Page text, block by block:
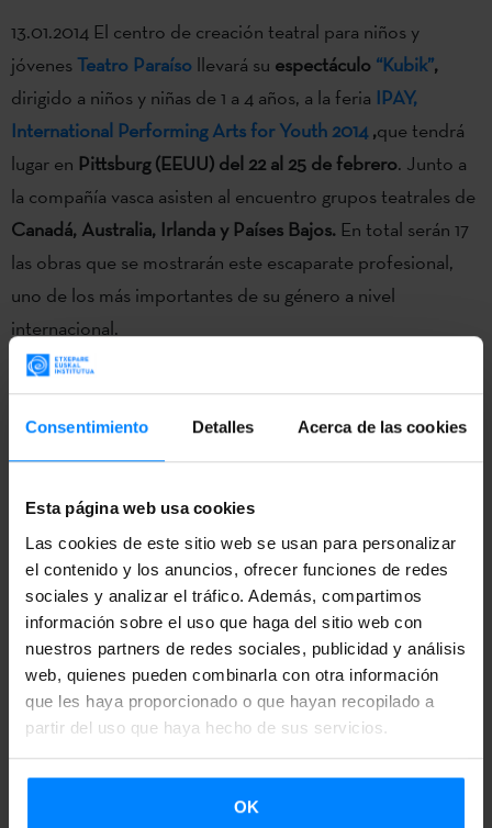
Consentimiento Detalles Acerca de las cookies
Esta página web usa cookies
Las cookies de este sitio web se usan para personalizar
el contenido y los anuncios, ofrecer funciones de redes
sociales y analizar el tráfico. Además, compartimos
información sobre el uso que haga del sitio web con
nuestros partners de redes sociales, publicidad y análisis
web, quienes pueden combinarla con otra información
que les haya proporcionado o que hayan recopilado a
partir del uso que haya hecho de sus servicios.
OK
13.01.2014 El centro de creación teatral para niños y
jóvenesTeatro Paraíso llevará su espectáculo “Kubik”,
dirigido a niños y niñas de 1 a 4 años, a la feria IPAY,
International Performing Arts for Youth 2014,que tendrá
lugar en Pittsburg (EEUU) del 22 al 25 de febrero. Junto a
la compañía vasca asisten al encuentro grupos teatrales de
Canadá, Australia, Irlanda y Países Bajos. En total serán 17
las obras que se mostrarán este escaparate profesional,
uno de los más importantes de su género a nivel
internacional.
Esta será la
llevaron un fragmento de “Kubik, cuya aceptación ha
hecho posible la invitación para presentar la obra
completa este año. Todos estos viajes han recibido apoyo
económico del Instituto Vasco Etxepare.
En2012el Ministerio de Educación, Cultura y Deportes
otorgó a la compañía vasca elPremio Nacional de Artes
Escénicas para la Infancia y la Juventudpor la creatividad y
variedad de lenguajes escénicos mostradas a lo largo de su